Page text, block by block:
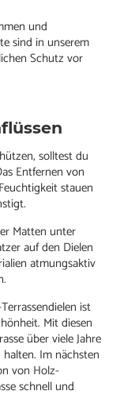
und
sind in unserem
Schutz vor
solltest du
Entfernen von
stauen
Matten unter
auf den Dielen
atmungsaktiv
ist
Mit diesen
über viele Jahre
Im nächsten
von Holz-
schnell und